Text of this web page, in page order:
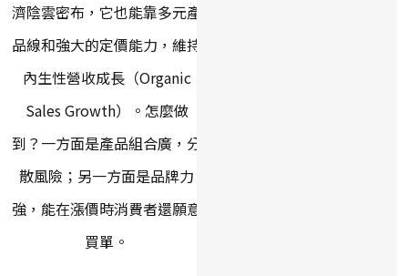
濟陰雲密布，它也能靠多元產
品線和強大的定價能力，維持
內生性營收成長（Organic
Sales Growth）。怎麼做
到？一方面是產品組合廣，分
散風險；另一方面是品牌力
強，能在漲價時消費者還願意
買單。